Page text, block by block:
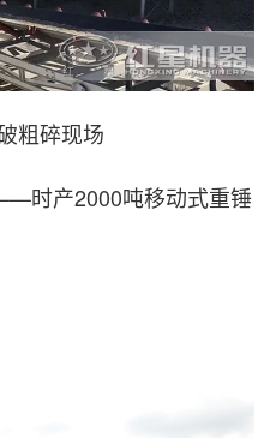
粗碎现场
时产2000吨移动式重锤